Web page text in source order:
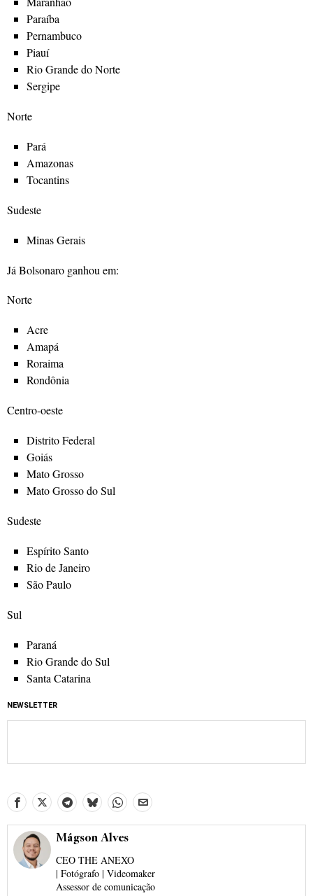
Paraíba
Pernambuco
Piauí
Rio Grande do Norte
Sergipe
Norte
Pará
Amazonas
Tocantins
Sudeste
Minas Gerais
Já Bolsonaro ganhou em:
Norte
Acre
Amapá
Roraima
Rondônia
Centro-oeste
Distrito Federal
Goiás
Mato Grosso
Mato Grosso do Sul
Sudeste
Espírito Santo
Rio de Janeiro
São Paulo
Sul
Paraná
Rio Grande do Sul
Santa Catarina
NEWSLETTER
Mágson Alves
CEO THE ANEXO
| Fotógrafo | Videomaker
Assessor de comunicação